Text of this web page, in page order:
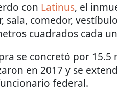
con Latinus, el
sala, comedor,
cuadrados cada
se concretó por
en 2017 y se
federal.